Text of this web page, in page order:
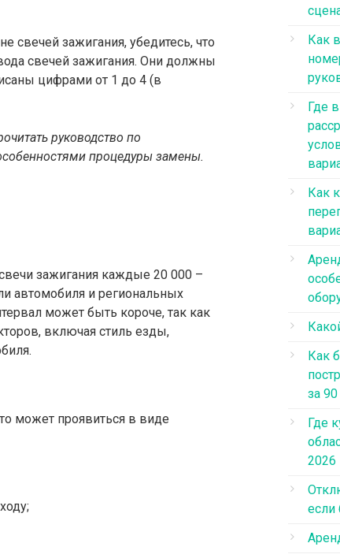
свечей зажигания, убедитесь, что
свечей зажигания. Они должны
цифрами от 1 до 4 (в
руководство по
процедуры замены.
зажигания каждые 20 000 –
автомобиля и региональных
может быть короче, так как
включая стиль езды,
может проявиться в виде
Как
Где
Как
Как
за
Где
2026
если